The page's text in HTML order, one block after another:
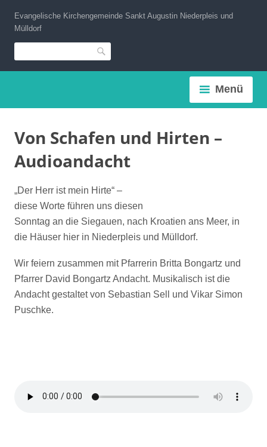
Inhalt
springen
Evangelische Kirchengemeinde Sankt Augustin Niederpleis und
Mülldorf
Suche
Menü
Von Schafen und Hirten –
Audioandacht
„Der Herr ist mein Hirte“ –
diese Worte führen uns diesen
Sonntag an die Siegauen, nach Kroatien ans Meer, in
die Häuser hier in Niederpleis und Mülldorf.
Wir feiern zusammen mit Pfarrerin Britta Bongartz und
Pfarrer David Bongartz Andacht. Musikalisch ist die
Andacht gestaltet von Sebastian Sell und Vikar Simon
Puschke.